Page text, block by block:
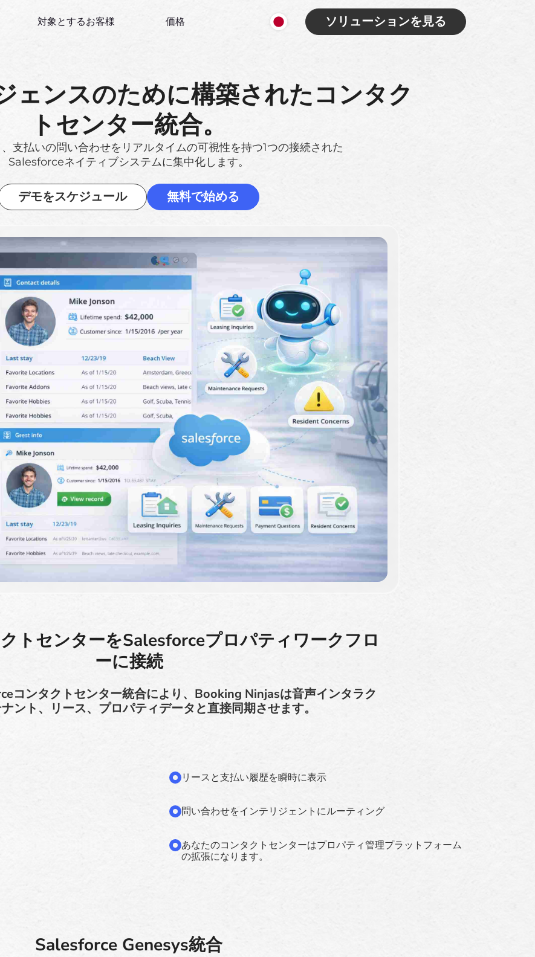
ソリューションを見る
対象とするお客様 価格
ェンスのために構築されたコンタク
トセンター統合。
支払いの問い合わせをリアルタイムの可視性を持つ1つの接続された
Salesforceネイティブシステムに集中化します。
デモをスケジュール 無料で始める
トセンターをSalesforceプロパティワークフロ
ーに接続
コンタクトセンター統合により、Booking Ninjasは音声インタラク
ント、リース、プロパティデータと直接同期させます。
リースと支払い履歴を瞬時に表示
問い合わせをインテリジェントにルーティング
あなたのコンタクトセンターはプロパティ管理プラットフォーム
の拡張になります。
Salesforce Genesys統合